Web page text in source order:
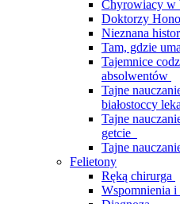
Chyrowiacy w
Doktorzy
Nieznana
Tam, gdzie
Tajemnice
absolwentów
Tajne
białostoccy
Tajne
getcie
Tajne
Felietony
Ręką chirurga
Wspomnienia i